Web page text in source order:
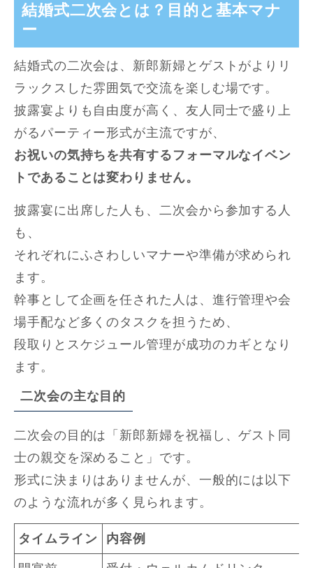
結婚式二次会とは？目的と基本マナ
ー
結婚式の二次会は、新郎新婦とゲストがよりリ
ラックスした雰囲気で交流を楽しむ場です。
披露宴よりも自由度が高く、友人同士で盛り上
がるパーティー形式が主流ですが、
お祝いの気持ちを共有するフォーマルなイベン
トであることは変わりません。
披露宴に出席した人も、二次会から参加する人
も、
それぞれにふさわしいマナーや準備が求められ
ます。
幹事として企画を任された人は、進行管理や会
場手配など多くのタスクを担うため、
段取りとスケジュール管理が成功のカギとなり
ます。
二次会の主な目的
二次会の目的は「新郎新婦を祝福し、ゲスト同
士の親交を深めること」です。
形式に決まりはありませんが、一般的には以下
のような流れが多く見られます。
タイムライン 内容例